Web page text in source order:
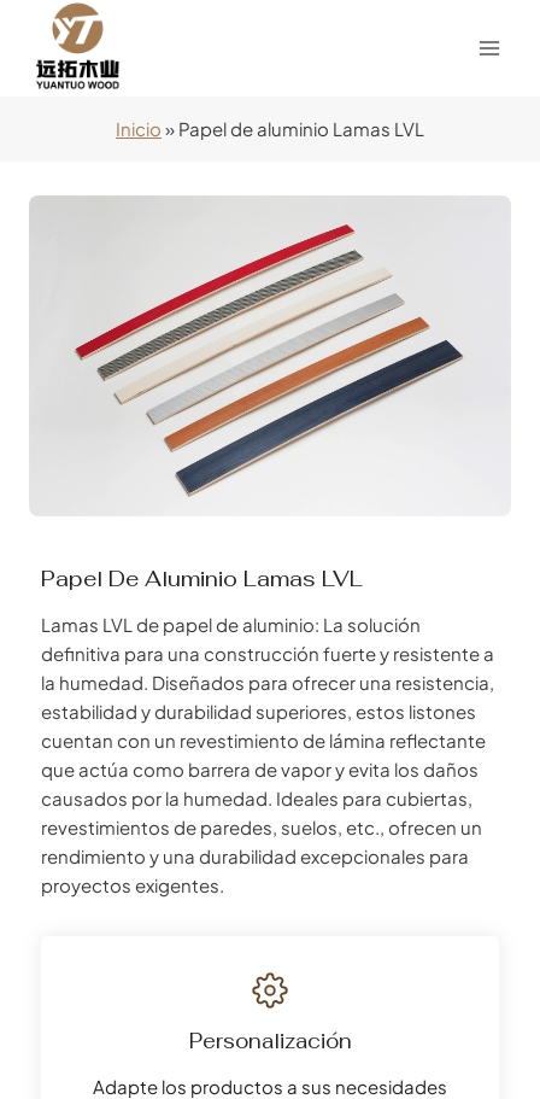
Contenido
Inicio » Papel de aluminio Lamas LVL
Papel De Aluminio Lamas LVL
Lamas LVL de papel de aluminio: La solución
definitiva para una construcción fuerte y resistente a
la humedad. Diseñados para ofrecer una resistencia,
estabilidad y durabilidad superiores, estos listones
cuentan con un revestimiento de lámina reflectante
que actúa como barrera de vapor y evita los daños
causados por la humedad. Ideales para cubiertas,
revestimientos de paredes, suelos, etc., ofrecen un
rendimiento y una durabilidad excepcionales para
proyectos exigentes.
Personalización
Adapte los productos a sus necesidades